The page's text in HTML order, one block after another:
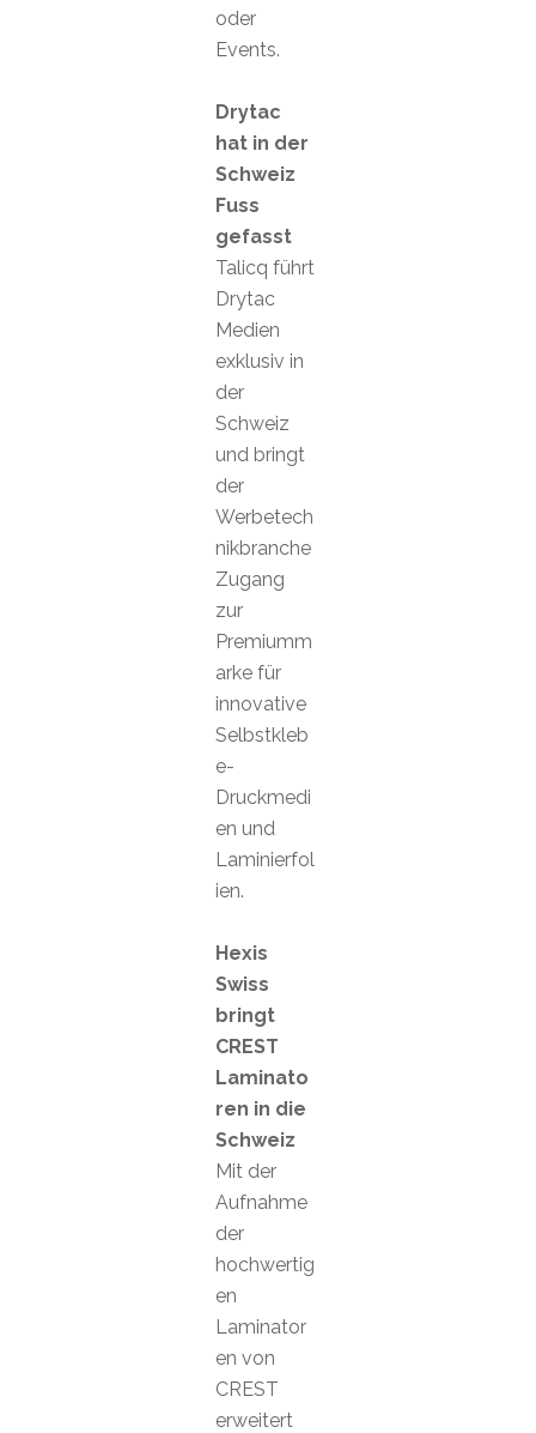
oder
Events.
Drytac
hat in der
Schweiz
Fuss
gefasst
Talicq führt
Drytac
Medien
exklusiv in
der
Schweiz
und bringt
der
Werbetech
nikbranche
Zugang
zur
Premiumm
arke für
innovative
Selbstkleb
e-
Druckmedi
en und
Laminierfol
ien.
Hexis
Swiss
bringt
CREST
Laminato
ren in die
Schweiz
Mit der
Aufnahme
der
hochwertig
en
Laminator
en von
CREST
erweitert